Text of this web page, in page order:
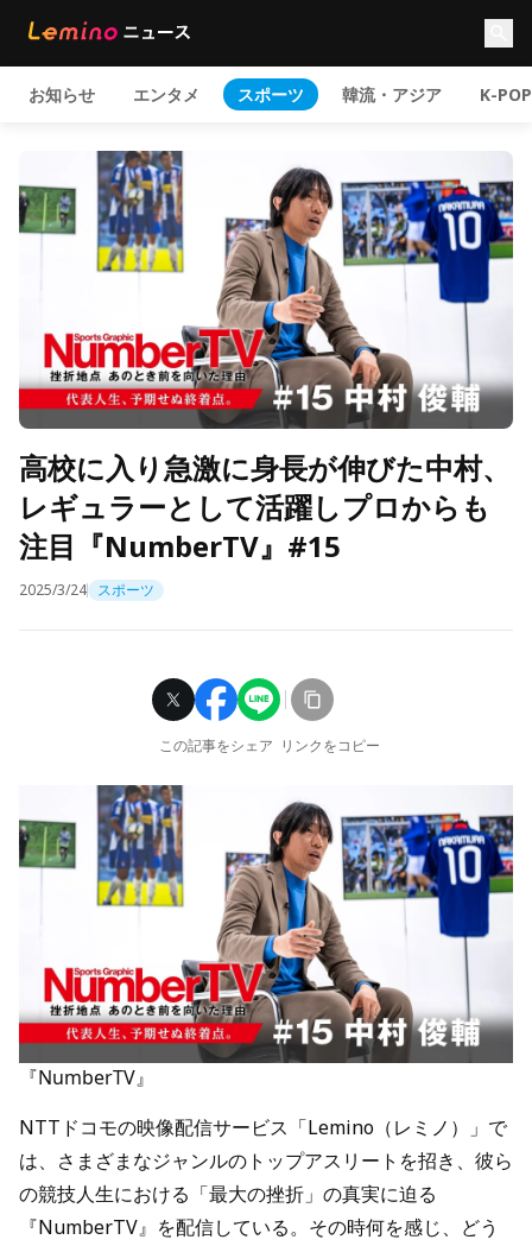
お知らせ エンタメ スポーツ 韓流・アジア K-POP
高校に入り急激に身長が伸びた中村、
レギュラーとして活躍しプロからも
注目『NumberTV』#15
2025/3/24 スポーツ
この記事をシェア リンクをコピー
『NumberTV』
NTTドコモの映像配信サービス「Lemino（レミノ）」で
は、さまざまなジャンルのトップアスリートを招き、彼ら
の競技人生における「最大の挫折」の真実に迫る
『NumberTV』を配信している。その時何を感じ、どう